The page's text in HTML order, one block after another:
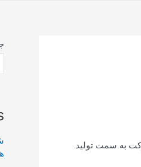
به سمت تولید